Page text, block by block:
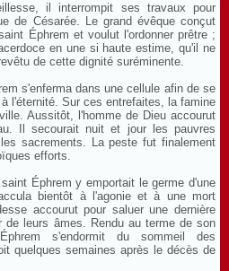
il interrompit ses travaux pour
de Césarée. Le grand évêque conçut
Éphrem et voulut l'ordonner prêtre ;
en une si haute estime, qu'il ne
de cette dignité suréminente.
s'enferma dans une cellule afin de se
l'éternité. Sur ces entrefaites, la famine
Aussitôt, l'homme de Dieu accourut
Il secourait nuit et jour les pauvres
sacrements. La peste fut finalement
efforts.
Éphrem y emportait le germe d'une
bientôt à l'agonie et à une mort
accourut pour saluer une dernière
de leurs âmes. Rendu au terme de son
s'endormit du sommeil des
quelques semaines après le décès de